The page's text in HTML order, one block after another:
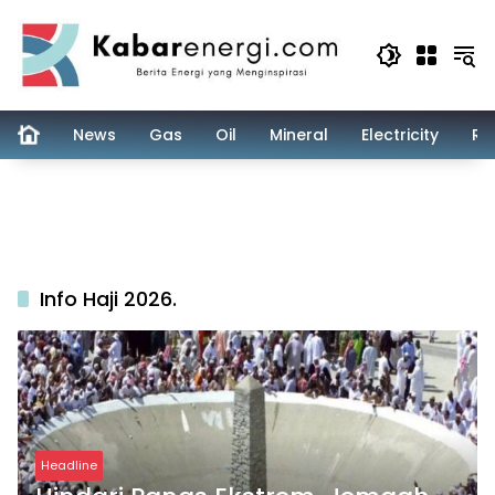
content
News Gas Oil Mineral Electricity
Info Haji 2026.
Headline